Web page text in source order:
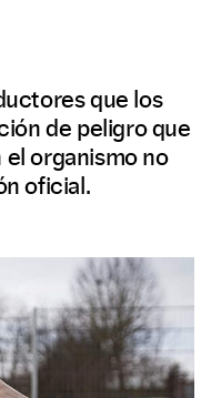
que los
de peligro que
organismo no
oficial.